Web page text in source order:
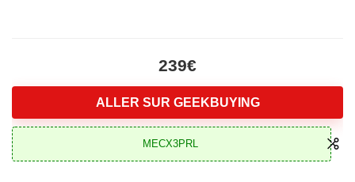
239€
ALLER SUR GEEKBUYING
MECX3PRL